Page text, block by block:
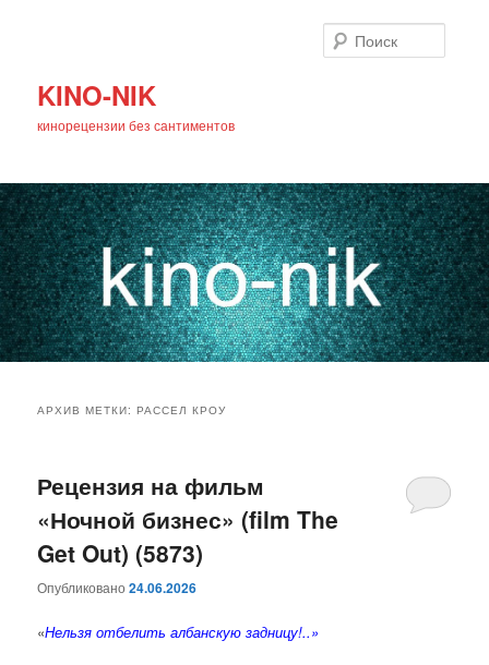
KINO-NIK
кинорецензии без сантиментов
основному
содержимому
дополнительному
содержимому
АРХИВ МЕТКИ:РАССЕЛ КРОУ
Рецензия на фильм
«Ночной бизнес» (film The
Get Out) (5873)
Опубликовано24.06.2026
«Нельзя отбелить албанскую задницу!..»